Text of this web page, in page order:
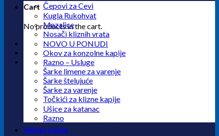
Cart
No products in the cart.
Čepovi za Cevi
Kugla Rukohvat
Mazalice
Nosači kliznih vrata
NOVO U PONUDI
Okov za konzolne kapije
Razno – Usluge
Šarke limene za varenje
Šarke štelujuće
Šarke za varenje
Točkići za klizne kapije
Ušice za katanac
Razno
Veleprodaja